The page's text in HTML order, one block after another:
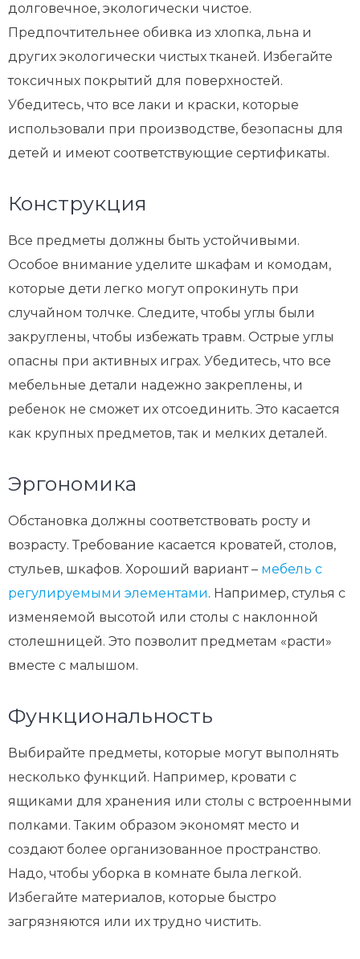
долговечное, экологически чистое.
Предпочтительнее обивка из хлопка, льна и
других экологически чистых тканей. Избегайте
токсичных покрытий для поверхностей.
Убедитесь, что все лаки и краски, которые
использовали при производстве, безопасны для
детей и имеют соответствующие сертификаты.
Конструкция
Все предметы должны быть устойчивыми.
Особое внимание уделите шкафам и комодам,
которые дети легко могут опрокинуть при
случайном толчке. Следите, чтобы углы были
закруглены, чтобы избежать травм. Острые углы
опасны при активных играх. Убедитесь, что все
мебельные детали надежно закреплены, и
ребенок не сможет их отсоединить. Это касается
как крупных предметов, так и мелких деталей.
Эргономика
Обстановка должны соответствовать росту и
возрасту. Требование касается кроватей, столов,
стульев, шкафов. Хороший вариант – мебель с
регулируемыми элементами. Например, стулья с
изменяемой высотой или столы с наклонной
столешницей. Это позволит предметам «расти»
вместе с малышом.
Функциональность
Выбирайте предметы, которые могут выполнять
несколько функций. Например, кровати с
ящиками для хранения или столы с встроенными
полками. Таким образом экономят место и
создают более организованное пространство.
Надо, чтобы уборка в комнате была легкой.
Избегайте материалов, которые быстро
загрязняются или их трудно чистить.